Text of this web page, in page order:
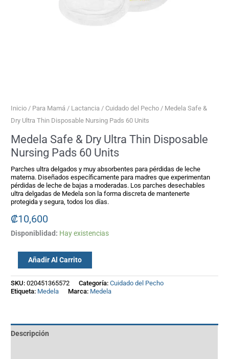
Inicio / Para Mamá / Lactancia /Cuidado del Pecho / Medela Safe &
Dry Ultra Thin Disposable Nursing Pads 60 Units
Medela Safe & Dry Ultra Thin Disposable
Nursing Pads 60 Units
Parches ultra delgados y muy absorbentes para pérdidas de leche
materna. Diseñados específicamente para madres que experimentan
pérdidas de leche de bajas a moderadas. Los parches desechables
ultra delgadas de Medela son la forma discreta de mantenerte
protegida y segura, todos los días.
₡10,600
Disponiblidad: Hay existencias
Añadir Al Carrito
SKU:020451365572 Categoría:Cuidado del Pecho
Etiqueta: Medela Marca: Medela
Descripción